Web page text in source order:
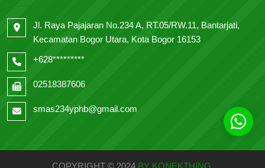
Jl. Raya Pajajaran No.234 A, RT.05/RW.11, Bantarjati,
Kecamatan Bogor Utara, Kota Bogor 16153
+628*********
02518387606
smas234yphb@gmail.com
COPYRIGHT © 2024 BY KONEKTHING